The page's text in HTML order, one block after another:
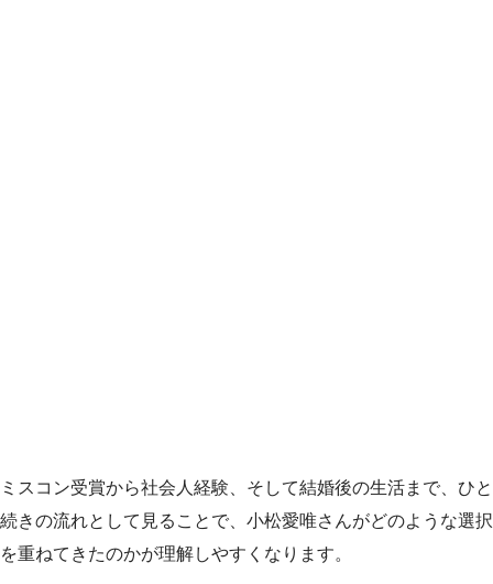
ミスコン受賞から社会人経験、そして結婚後の生活まで、ひと
続きの流れとして見ることで、小松愛唯さんがどのような選択
を重ねてきたのかが理解しやすくなります。